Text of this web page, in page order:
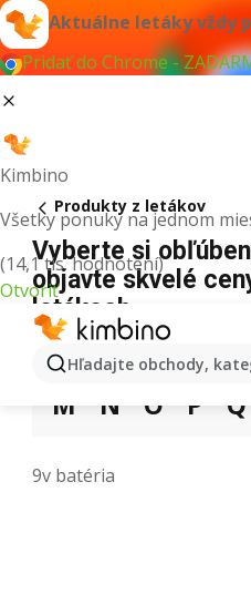
Aktuálne letáky vždy
Pridať do Chrome -
Kimbino
Všetky ponuky na jednom
(14,1 tis. hodnotení)
Otvoriť
Hľadajte obchody,
Produkty z letákov
Vyberte si
objavte skvelé
letákoch
3 5 9 A B
M
N O P Q
9v batéria